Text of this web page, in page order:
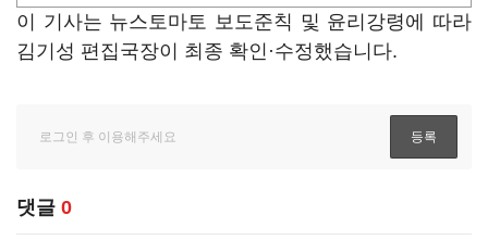
이 기사는 뉴스토마토 보도준칙 및 윤리강령에 따라
김기성 편집국장이 최종 확인·수정했습니다.
댓글 0